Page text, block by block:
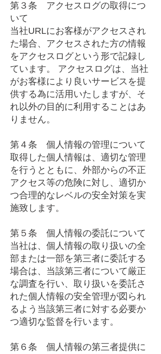
第３条 アクセスログの取得につ
いて
当社URLにお客様がアクセスされ
た場合、アクセスされた方の情報
をアクセスログという形で記録し
ています。 アクセスログは、当社
がお客様により良いサービスを提
供する為に活用いたしますが、そ
れ以外の目的に利用することはあ
りません。
第４条 個人情報の管理について
取得した個人情報は、適切な管理
を行うとともに、外部からの不正
アクセス等の危険に対し、適切か
つ合理的なレベルの安全対策を実
施致します。
第５条 個人情報の委託について
当社は、個人情報の取り扱いの全
部または一部を第三者に委託する
場合は、当該第三者について厳正
な調査を行い、取り扱いを委託さ
れた個人情報の安全管理が図られ
るよう当該第三者に対する必要か
つ適切な監督を行います。
第６条 個人情報の第三者提供に